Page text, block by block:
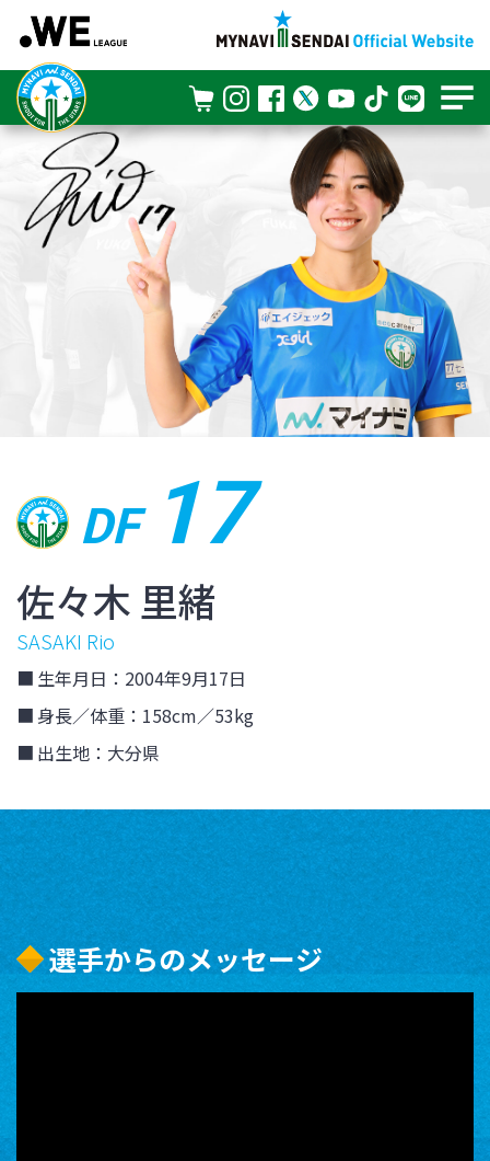
DF 17
佐々木 里緒
SASAKI Rio
生年月日：2004年9月17日
身長／体重：158cm／53kg
出生地：大分県
選手からのメッセージ